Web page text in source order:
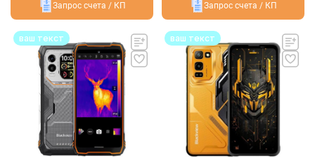
Запрос счета / КП Запрос счета / КП
ваш текст ваш текст